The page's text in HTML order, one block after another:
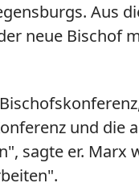
Aus
neue Bischof
und
sagte er.